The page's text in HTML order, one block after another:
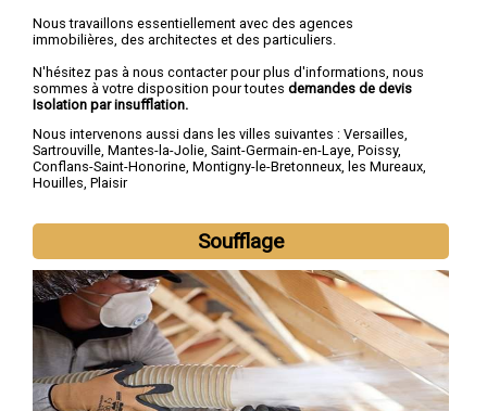
Nous travaillons essentiellement avec des agences
immobilières, des architectes et des particuliers.
N'hésitez pas à nous contacter pour plus d'informations, nous
sommes à votre disposition pour toutes demandes de devis
Isolation par insufflation.
Nous intervenons aussi dans les villes suivantes : Versailles,
Sartrouville, Mantes-la-Jolie, Saint-Germain-en-Laye, Poissy,
Conflans-Saint-Honorine, Montigny-le-Bretonneux, les Mureaux,
Houilles, Plaisir
Soufflage